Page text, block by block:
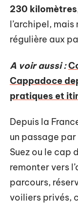
230 kilomètres
l’archipel,
régulière aux
A voir aussi :
Cappadoce
pratiques et
Depuis la
un passage
Suez ou le cap
remonter vers
parcours,
voiliers privés,